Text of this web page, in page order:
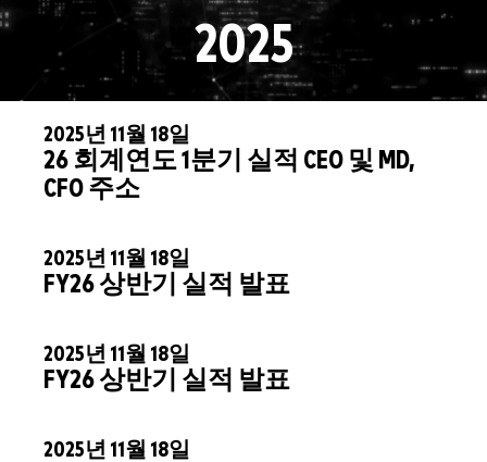
2025
2025년 11월 18일
26 회계연도 1분기 실적 CEO 및 MD,
CFO 주소
2025년 11월 18일
FY26 상반기 실적 발표
2025년 11월 18일
FY26 상반기 실적 발표
2025년 11월 18일